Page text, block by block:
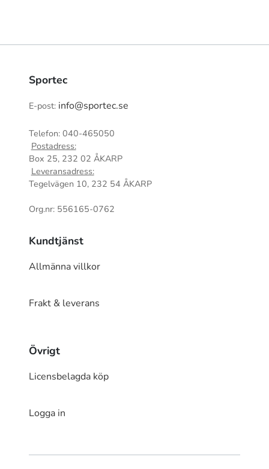
Sportec
E-post: info@sportec.se
Telefon: 040-465050
Postadress:
Box 25, 232 02 ÅKARP
Leveransadress:
Tegelvägen 10, 232 54 ÅKARP
Org.nr: 556165-0762
Kundtjänst
Allmänna villkor
Frakt & leverans
Övrigt
Licensbelagda köp
Logga in